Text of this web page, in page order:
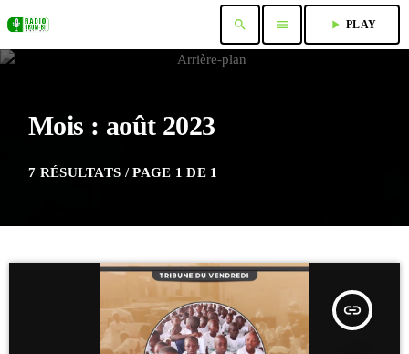
search menu play_arrow PLAY
Mois : août 2023
7 RÉSULTATS / PAGE 1 DE 1
insert_link